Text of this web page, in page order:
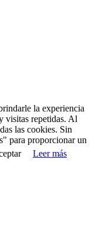
la experiencia
visitas repetidas. Al
las cookies. Sin
para proporcionar un
Leer más